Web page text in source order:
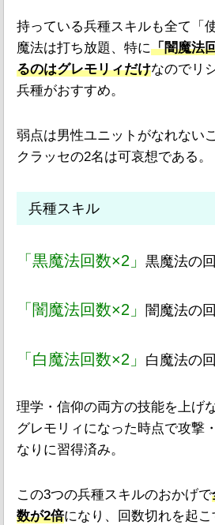
持っている兵種スキルも全て「
魔法は打ち放題、特に「闇魔法
るのはグレモリィだけなのでリ
兵種がおすすめ。
弱点は男性ユニットがなれない
クラッセの2名は可哀想である。
兵種スキル
「黒魔法回数×2」 黒魔法の
「闇魔法回数×2」 闇魔法の
「白魔法回数×2」 白魔法の
理学・信仰の両方の技能を上げ
グレモリィになった時点で攻撃
なりに習得済み。
この3つの兵種スキルのおかげで
数が2倍になり、回数切れを起